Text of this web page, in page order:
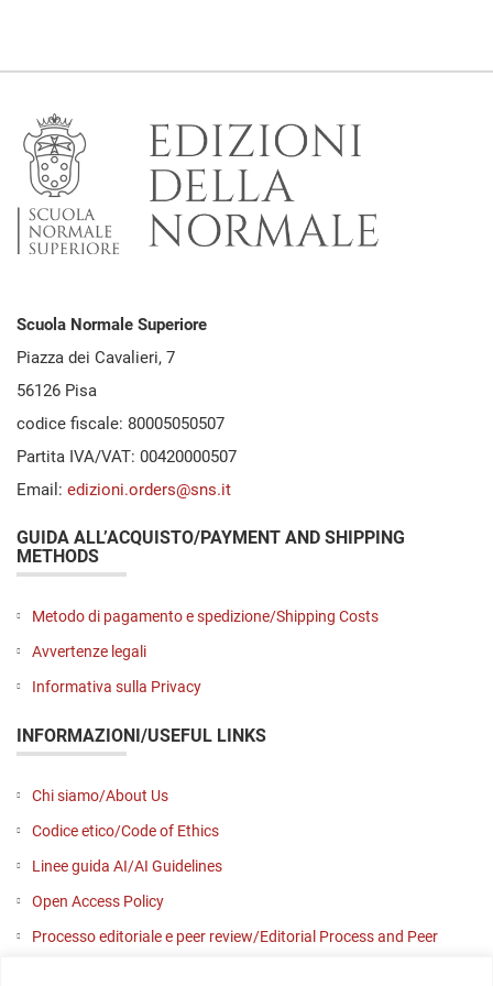
Scuola Normale Superiore
Piazza dei Cavalieri, 7
56126 Pisa
codice fiscale: 80005050507
Partita IVA/VAT: 00420000507
Email: edizioni.orders@sns.it
GUIDA ALL’ACQUISTO/PAYMENT AND SHIPPING
METHODS
Metodo di pagamento e spedizione/Shipping Costs
Avvertenze legali
Informativa sulla Privacy
INFORMAZIONI/USEFUL LINKS
Chi siamo/About Us
Codice etico/Code of Ethics
Linee guida AI/AI Guidelines
Open Access Policy
Processo editoriale e peer review/Editorial Process and Peer